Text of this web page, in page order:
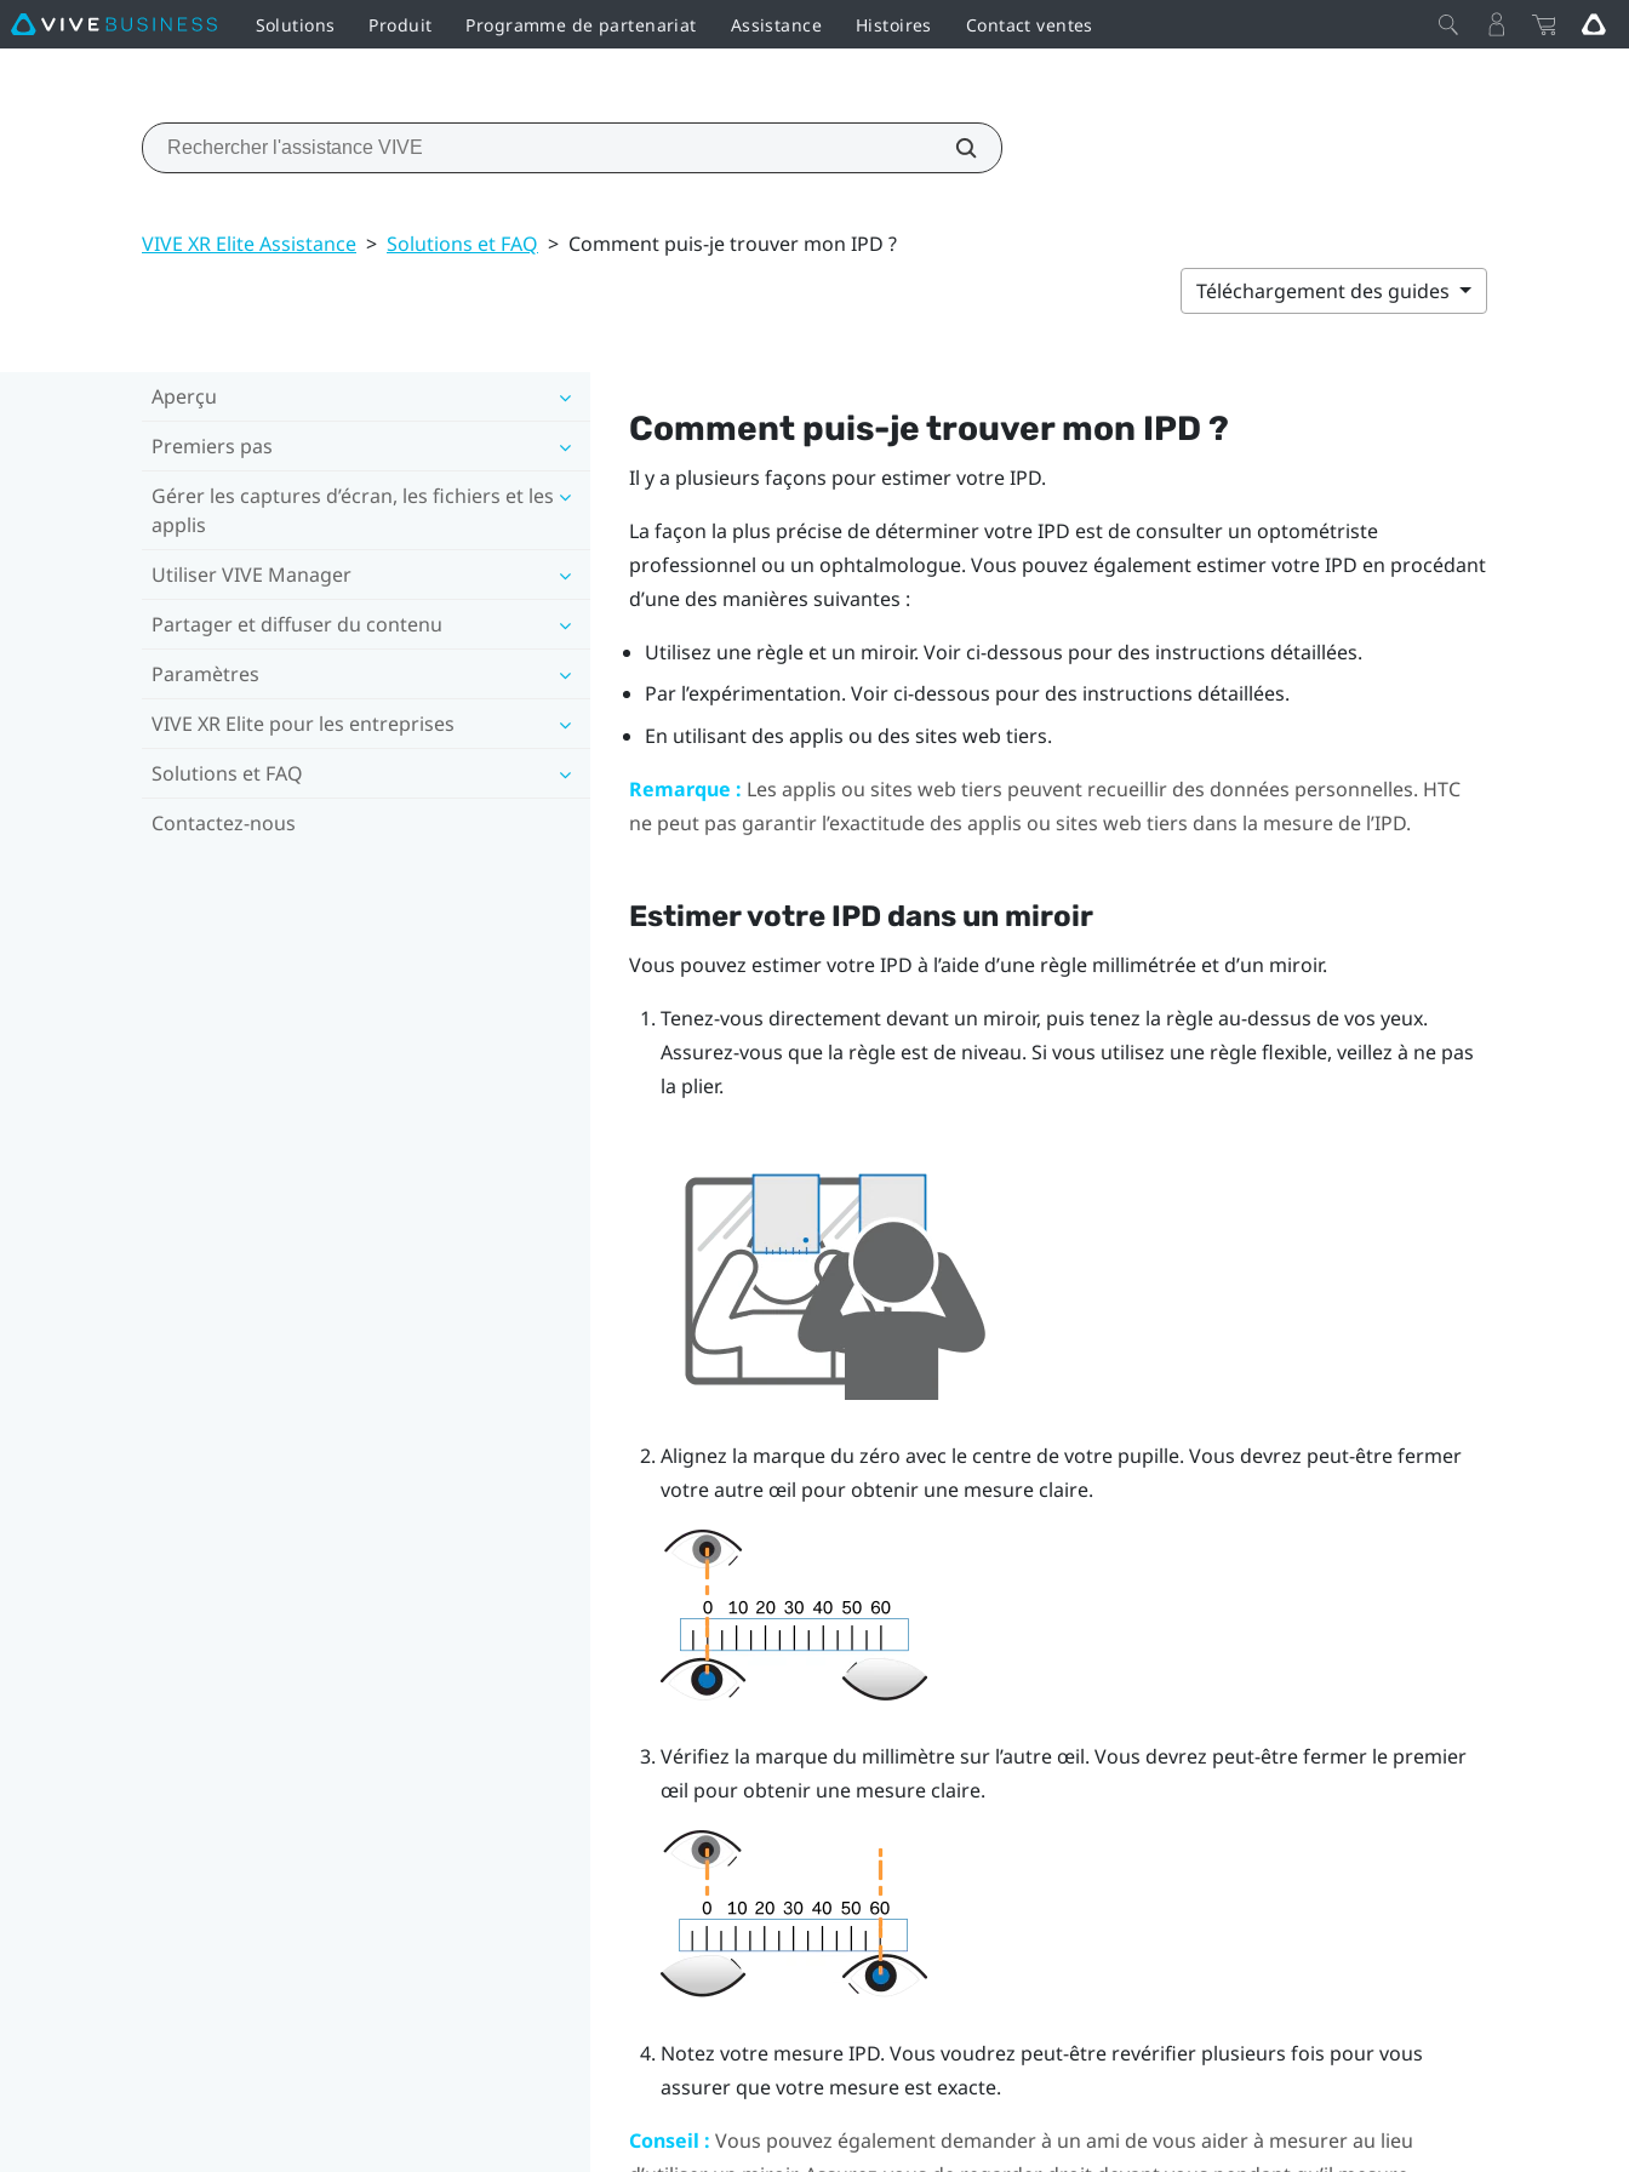
Solutions Produit Programme de partenariat Assistance Histoires Contact ventes
VIVE XR Elite Assistance > Solutions et FAQ > Comment puis-je trouver mon IPD ?
Téléchargement des guides
Aperçu
Premiers pas
Gérer les captures d’écran, les fichiers et les
applis
Utiliser VIVE Manager
Partager et diffuser du contenu
Paramètres
VIVE XR Elite pour les entreprises
Solutions et FAQ
Contactez-nous
Comment puis-je trouver mon IPD ?
Il y a plusieurs façons pour estimer votre IPD.
La façon la plus précise de déterminer votre IPD est de consulter un optométriste
professionnel ou un ophtalmologue. Vous pouvez également estimer votre IPD en procédant
d’une des manières suivantes :
Utilisez une règle et un miroir. Voir ci-dessous pour des instructions détaillées.
Par l’expérimentation. Voir ci-dessous pour des instructions détaillées.
En utilisant des applis ou des sites web tiers.
Remarque : Les applis ou sites web tiers peuvent recueillir des données personnelles. HTC
ne peut pas garantir l’exactitude des applis ou sites web tiers dans la mesure de l’IPD.
Estimer votre IPD dans un miroir
Vous pouvez estimer votre IPD à l’aide d’une règle millimétrée et d’un miroir.
Tenez-vous directement devant un miroir, puis tenez la règle au-dessus de vos yeux.
Assurez-vous que la règle est de niveau. Si vous utilisez une règle flexible, veillez à ne pas
la plier.
Alignez la marque du zéro avec le centre de votre pupille. Vous devrez peut-être fermer
votre autre œil pour obtenir une mesure claire.
Vérifiez la marque du millimètre sur l’autre œil. Vous devrez peut-être fermer le premier
œil pour obtenir une mesure claire.
Notez votre mesure IPD. Vous voudrez peut-être revérifier plusieurs fois pour vous
assurer que votre mesure est exacte.
Conseil : Vous pouvez également demander à un ami de vous aider à mesurer au lieu